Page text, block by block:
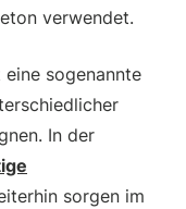
verwendet.
sogenannte
In der
sorgen im